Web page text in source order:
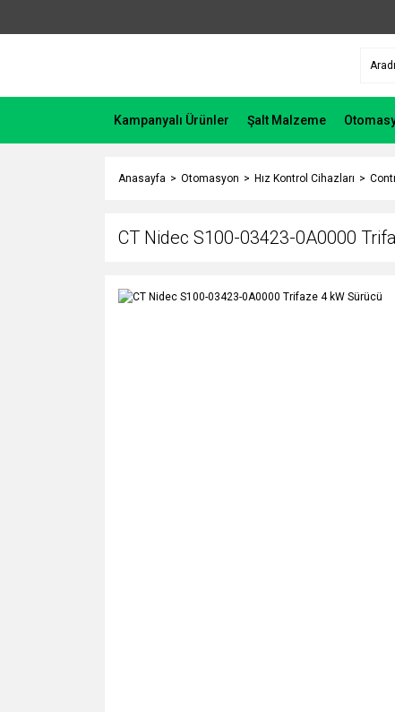
Kampanyalı Ürünler Şalt Malzeme
Anasayfa Otomasyon Hız Kontrol Cihazları
CT Nidec S100-03423-0A0000